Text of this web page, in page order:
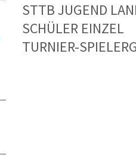
STTB JUGEND
SCHÜLER EINZEL
TURNIER-